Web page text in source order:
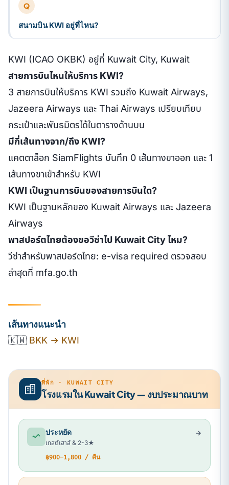
Q
สนามบิน KWI อยู่ที่ไหน?
KWI (ICAO OKBK) อยู่ที่ Kuwait City, Kuwait
สายการบินไหนให้บริการ KWI?
3 สายการบินให้บริการ KWI รวมถึง Kuwait Airways,
Jazeera Airways และ Thai Airways เปรียบเทียบ
กระเป๋าและพันธมิตรได้ในตารางด้านบน
มีกี่เส้นทางจาก/ถึง KWI?
แคตตาล็อก SiamFlights บันทึก 0 เส้นทางขาออก และ 1
เส้นทางขาเข้าสำหรับ KWI
KWI เป็นฐานการบินของสายการบินใด?
KWI เป็นฐานหลักของ Kuwait Airways และ Jazeera
Airways
พาสปอร์ตไทยต้องขอวีซ่าไป Kuwait City ไหม?
วีซ่าสำหรับพาสปอร์ตไทย: e-visa required ตรวจสอบ
ล่าสุดที่ mfa.go.th
เส้นทางแนะนำ
🇰🇼 BKK → KWI
ที่พัก · KUWAIT CITY
โรงแรมใน Kuwait City — งบประมาณบาท
ประหยัด
เกสต์เฮาส์ & 2-3★
฿900–1,800 / คืน